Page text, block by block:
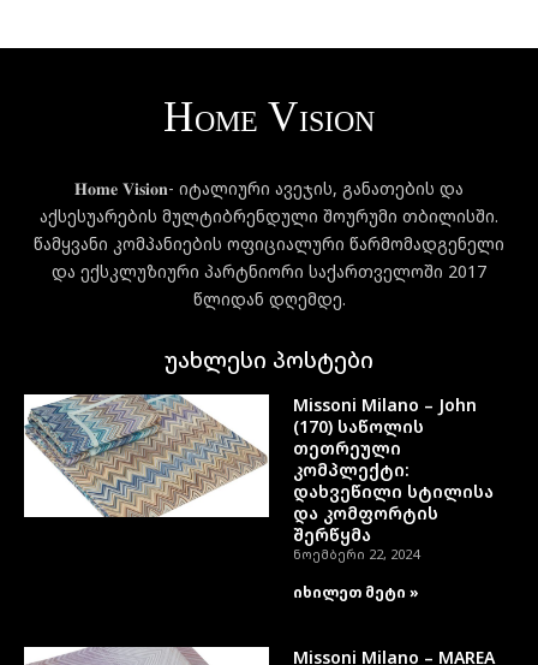
𝐇𝐨𝐦𝐞 𝐕𝐢𝐬𝐢𝐨𝐧- იტალიური ავეჯის, განათების და
აქსესუარების მულტიბრენდული შოურუმი თბილისში.
წამყვანი კომპანიების ოფიციალური წარმომადგენელი
და ექსკლუზიური პარტნიორი საქართველოში 2017
წლიდან დღემდე.
უახლესი პოსტები
Missoni Milano – John
(170) საწოლის
თეთრეული
კომპლექტი:
დახვეწილი სტილისა
და კომფორტის
შერწყმა
ნოემბერი 22, 2024
იხილეთ მეტი »
Missoni Milano – MAREA